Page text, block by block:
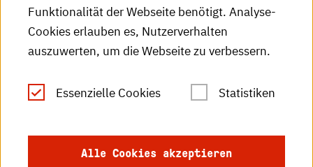
RSS-Feed
Leichte Sprache
Funktionalität der Webseite benötigt. Analyse-
Cookies erlauben es, Nutzerverhalten
auszuwerten, um die Webseite zu verbessern.
Essenzielle Cookies Statistiken
Alle Cookies akzeptieren